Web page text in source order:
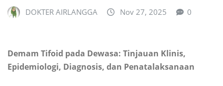
DOKTER AIRLANGGA Nov 27, 2025 0
Demam Tifoid pada Dewasa: Tinjauan Klinis,
Epidemiologi, Diagnosis, dan Penatalaksanaan